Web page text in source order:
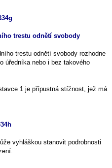
trestu odnětí svobody
trestu odnětí svobody rozhodne
úředníka nebo i bez takového
1 je přípustná stížnost, jež má
vyhláškou stanovit podrobnosti